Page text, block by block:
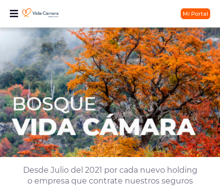
Mi Portal
Desde Julio del 2021 por cada nuevo holding
o empresa que contrate nuestros seguros